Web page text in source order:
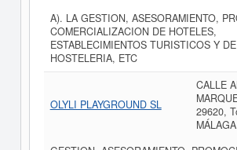
A). LA GESTION, ASESORAMIENTO,
COMERCIALIZACION DE HOTELES,
ESTABLECIMIENTOS TURISTICOS Y DE
HOSTELERIA, ETC
OLYLI PLAYGROUND SL
CALLE
29620,
MÁLAGA